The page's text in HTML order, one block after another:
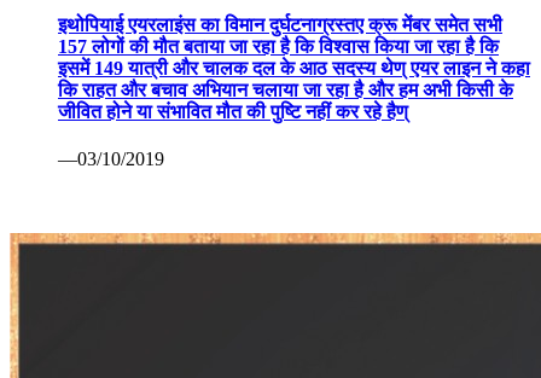
इथोपियाई एयरलाइंस का विमान दुर्घटनाग्रस्तए क्रू मेंबर समेत सभी
157 लोगों की मौत बताया जा रहा है कि विश्वास किया जा रहा है कि
इसमें 149 यात्री और चालक दल के आठ सदस्य थेण् एयर लाइन ने कहा
कि राहत और बचाव अभियान चलाया जा रहा है और हम अभी किसी के
जीवित होने या संभावित मौत की पुष्टि नहीं कर रहे हैण्
—03/10/2019